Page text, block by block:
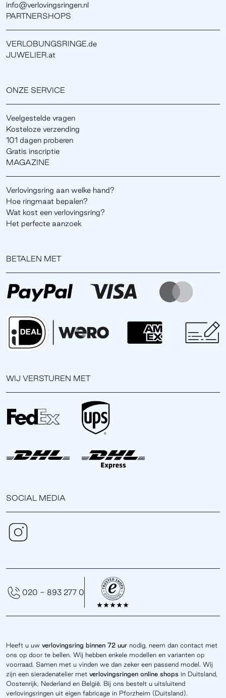
info@verlovingsringen.nl
PARTNERSHOPS
VERLOBUNGSRINGE.de
JUWELIER.at
ONZE SERVICE
Veelgestelde vragen
Kosteloze verzending
101 dagen proberen
Gratis inscriptie
MAGAZINE
Verlovingsring aan welke hand?
Hoe ringmaat bepalen?
Wat kost een verlovingsring?
Het perfecte aanzoek
BETALEN MET
WIJ VERSTUREN MET
SOCIAL MEDIA
Heeft u uw verlovingsring binnen 72 uur nodig, neem dan contact met
ons op door te bellen. Wij hebben enkele modellen en varianten op
voorraad. Samen met u vinden we dan zeker een passend model. Wij
zijn een sieradenatelier met verlovingsringen online shops in Duitsland,
Oostenrijk, Nederland en België. Bij ons bestelt u uitsluitend
verlovingsringen uit eigen fabricage in Pforzheim (Duitsland).
020 - 893 277 0